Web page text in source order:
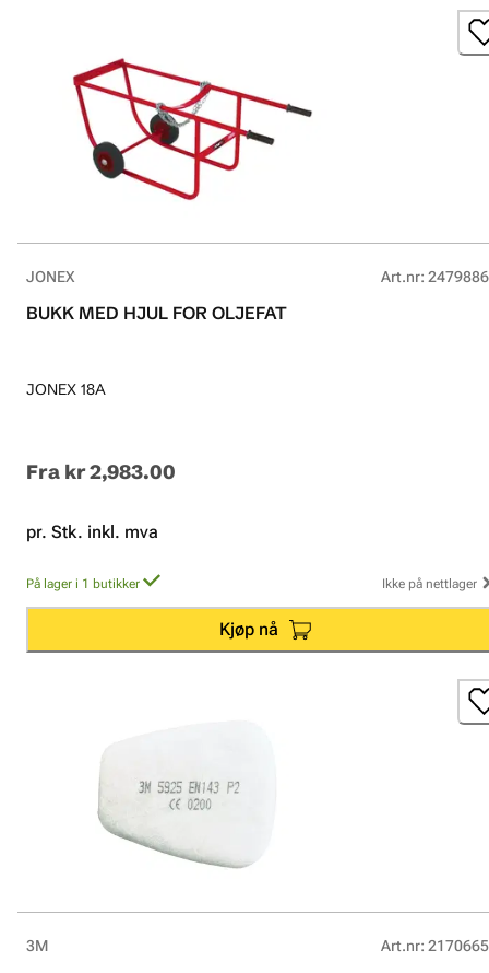
JONEX Art.nr:
BUKK MED HJUL FOR OLJEFAT
JONEX 18A
Fra kr 2,983.00
pr. Stk. inkl. mva
På lager i 1 butikker Ikke på nettlager
Kjøp nå
3M Art.nr: